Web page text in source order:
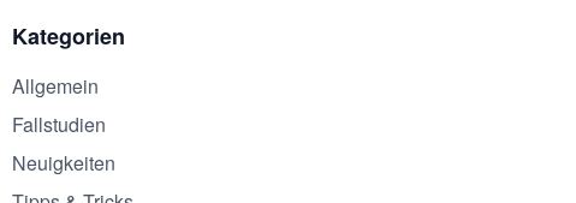
Kategorien
Allgemein
Fallstudien
Neuigkeiten